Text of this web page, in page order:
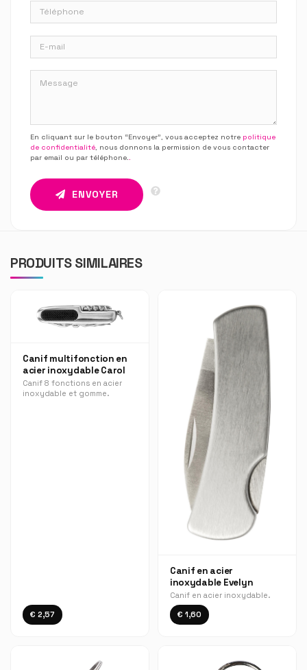
En cliquant sur le bouton “Envoyer”, vous acceptez notre politique
de confidentialité, nous donnons la permission de vous contacter
par email ou par téléphone..
ENVOYER
PRODUITS SIMILAIRES
Canif multifonction en
acier inoxydable Carol
Canif 8 fonctions en acier
inoxydable et gomme.
€ 2,57
Canif en acier
inoxydable Evelyn
Canif en acier inoxydable.
€ 1,60